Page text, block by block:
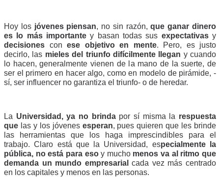
Hoy los jóvenes piensan, no sin razón, que ganar dinero
es lo más importante y basan todas sus expectativas
decisiones con ese objetivo en mente. Pero, es justo
decirlo, las mieles del triunfo difícilmente llegan y cuando
lo hacen, generalmente vienen de la mano de la suerte, de
ser el primero en hacer algo, como en modelo de pirámide, -
sí, ser influencer no garantiza el triunfo- o de heredar.
La Universidad, ya no brinda por sí misma la respuesta
que las y los jóvenes esperan, pues quieren que les brinde
las herramientas que los haga imprescindibles para el
trabajo. Claro está que la Universidad, especialmente la
pública, no está para eso y mucho menos va al ritmo que
demanda un mundo empresarial cada vez más centrado
en los capitales y menos en las personas.